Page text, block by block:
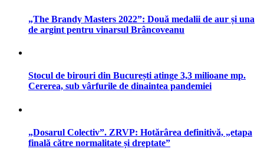
„The Brandy Masters 2022”: Două medalii de aur și una
de argint pentru vinarsul Brâncoveanu
Stocul de birouri din București atinge 3,3 milioane mp.
Cererea, sub vârfurile de dinaintea pandemiei
„Dosarul Colectiv”. ZRVP: Hotărârea definitivă, „etapa
finală către normalitate și dreptate”